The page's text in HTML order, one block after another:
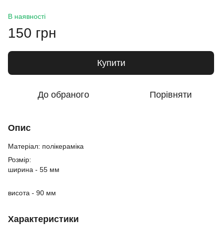
В наявності
150 грн
Купити
До обраного Порівняти
Опис
Матеріал: полікераміка
Розмір:
ширина - 55 мм
висота - 90 мм
Характеристики